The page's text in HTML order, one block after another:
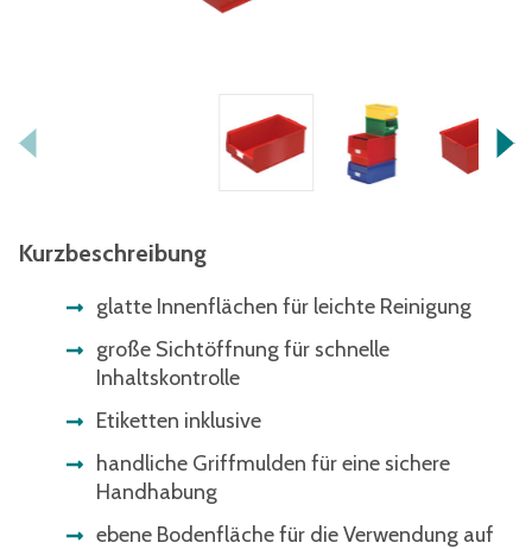
Kurzbeschreibung
glatte Innenflächen für leichte Reinigung
große Sichtöffnung für schnelle
Inhaltskontrolle
Etiketten inklusive
handliche Griffmulden für eine sichere
Handhabung
ebene Bodenfläche für die Verwendung auf